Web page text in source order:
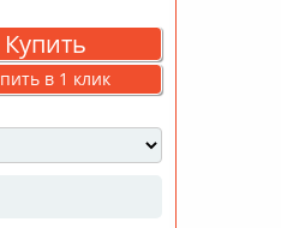
Купить
в 1 клик